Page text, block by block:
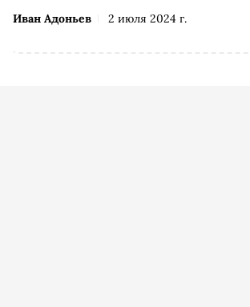
Иван Адоньев 2 июля 2024 г.